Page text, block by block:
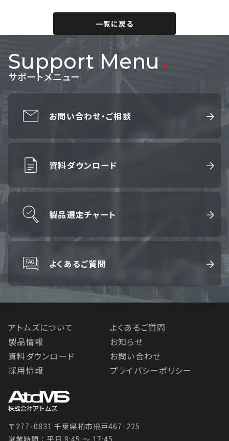
一覧に戻る
Support Menu
サポートメニュー
お問い合わせ・ご相談
資料ダウンロード
製品選定チャート
よくあるご質問
〒277-0831 千葉県柏市根戸467-225
アトムズについて
製品情報
資料ダウンロード
採用情報
よくあるご質問
お知らせ
お問い合わせ
プライバシーポリシー